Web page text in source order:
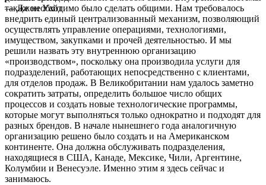
также необходимо было сделать общими. Нам требовалось
внедрить единый централизованный механизм, позволяющий
осуществлять управление операциями, технологиями,
имуществом, закупками и прочей деятельностью. И мы
решили назвать эту внутреннюю организацию
«производством», поскольку она производила услуги для
подразделений, работающих непосредственно с клиентами,
для отделов продаж. В Великобритании нам удалось заметно
сократить затраты, определить большое число общих
процессов и создать новые технологические программы,
которые могут выполняться только однократно и подходят для
разных брендов. В начале нынешнего года аналогичную
организацию решено было создать и на Американском
континенте. Она должна обслуживать подразделения,
находящиеся в США, Канаде, Мексике, Чили, Аргентине,
Колумбии и Венесуэле. Именно этим я здесь сейчас и
занимаюсь.